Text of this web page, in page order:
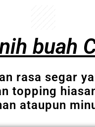
buah
rasa segar
topping
ataupun